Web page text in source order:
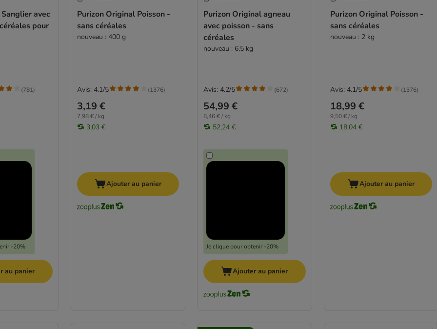
avec
pour
-20%
(781)
au panier
Purizon Original Poisson -
sans céréales
nouveau : 400 g
3,19 €
7,98 € / kg
3,03 €
Avis: 4.1/5 (1376)
Ajouter au panier
Purizon Original agneau
avec poisson - sans
céréales
nouveau : 6,5 kg
54,99 €
8,46 € / kg
52,24 €
Je clique pour obtenir -20%
Avis: 4.2/5 (672)
Ajouter au panier
Purizon Original Poisson -
sans céréales
nouveau : 2 kg
18,99 €
9,50 € / kg
18,04 €
Avis: 4.1/5 (1376)
Ajouter au panier